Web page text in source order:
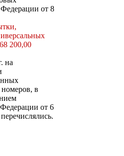
от 8
200,00
на
в
от 6